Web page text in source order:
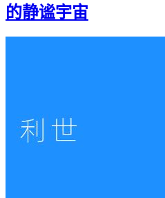
的静谧宇宙